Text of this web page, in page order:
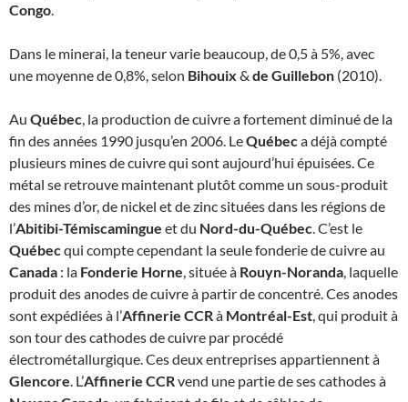
Congo.
Dans le minerai, la teneur varie beaucoup, de 0,5 à 5%, avec
une moyenne de 0,8%, selon Bihouix & de Guillebon (2010).
Au Québec, la production de cuivre a fortement diminué de la
fin des années 1990 jusqu’en 2006. LeQuébeca déjà compté
plusieurs mines de cuivre qui sont aujourd’hui épuisées. Ce
métal se retrouve maintenant plutôt comme un sous-produit
des mines d’or, de nickel et de zinc situées dans les régions de
l’Abitibi-Témiscamingue et du Nord-du-Québec. C’est le
Québecqui compte cependant la seule fonderie de cuivre au
Canada : la Fonderie Horne, située à Rouyn-Noranda, laquelle
produit des anodes de cuivre à partir de concentré. Ces anodes
sont expédiées à l’Affinerie CCRà Montréal-Est, qui produit à
son tour des cathodes de cuivre par procédé
électrométallurgique. Ces deux entreprises appartiennent à
Glencore. L’Affinerie CCRvend une partie de ses cathodes à